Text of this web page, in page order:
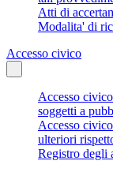
Atti di
Modalita' di
Accesso civico
Accesso
soggetti a
Accesso
ulteriori
Registro degli